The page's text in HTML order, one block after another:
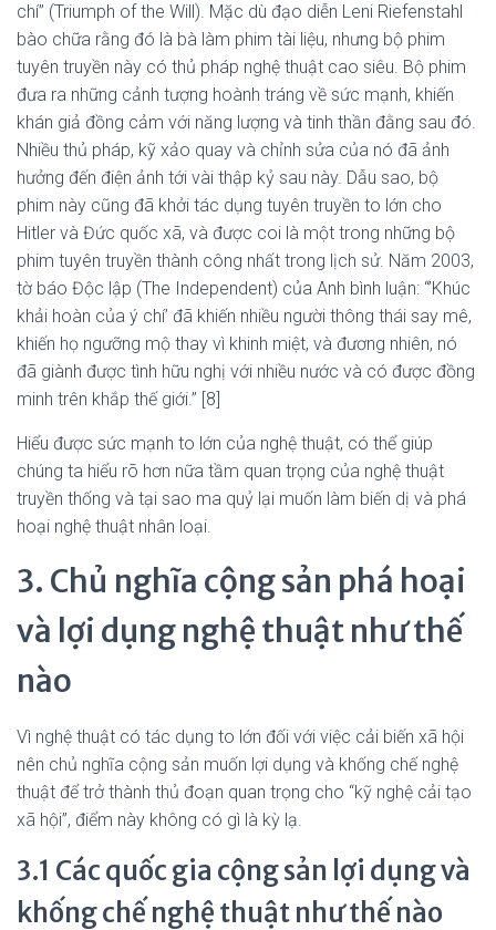
chí” (Triumph of the Will). Mặc dù đạo diễn Leni Riefenstahl
bào chữa rằng đó là bà làm phim tài liệu, nhưng bộ phim
tuyên truyền này có thủ pháp nghệ thuật cao siêu. Bộ phim
đưa ra những cảnh tượng hoành tráng về sức mạnh, khiến
khán giả đồng cảm với năng lượng và tinh thần đằng sau đó.
Nhiều thủ pháp, kỹ xảo quay và chỉnh sửa của nó đã ảnh
hưởng đến điện ảnh tới vài thập kỷ sau này. Dẫu sao, bộ
phim này cũng đã khởi tác dụng tuyên truyền to lớn cho
Hitler và Đức quốc xã, và được coi là một trong những bộ
phim tuyên truyền thành công nhất trong lịch sử. Năm 2003,
tờ báo Độc lập (The Independent) của Anh bình luận: “’Khúc
khải hoàn của ý chí’ đã khiến nhiều người thông thái say mê,
khiến họ ngưỡng mộ thay vì khinh miệt, và đương nhiên, nó
đã giành được tình hữu nghị với nhiều nước và có được đồng
minh trên khắp thế giới.” [8]
Hiểu được sức mạnh to lớn của nghệ thuật, có thể giúp
chúng ta hiểu rõ hơn nữa tầm quan trọng của nghệ thuật
truyền thống và tại sao ma quỷ lại muốn làm biến dị và phá
hoại nghệ thuật nhân loại.
3. Chủ nghĩa cộng sản phá hoại
và lợi dụng nghệ thuật như thế
nào
Vì nghệ thuật có tác dụng to lớn đối với việc cải biến xã hội
nên chủ nghĩa cộng sản muốn lợi dụng và khống chế nghệ
thuật để trở thành thủ đoạn quan trọng cho “kỹ nghệ cải tạo
xã hội”, điểm này không có gì là kỳ lạ.
3.1 Các quốc gia cộng sản lợi dụng và
khống chế nghệ thuật như thế nào